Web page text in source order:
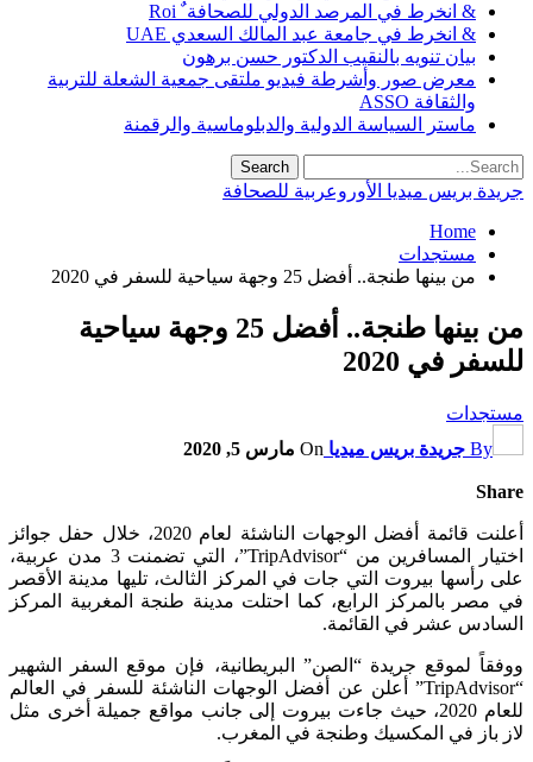
& انخرط في المرصد الدولي للصحافة ٌ Roi
& انخرط في جامعة عبد المالك السعدي UAE
بيان تنويه بالنقيب الدكتور حسن برهون
معرض صور وأشرطة فيديو ملتقى جمعية الشعلة للتربية
والثقافة ASSO
ماستر السياسة الدولية والدبلوماسية والرقمنة
جريدة بريس ميديا الأوروعربية للصحافة
Home
مستجدات
من بينها طنجة.. أفضل 25 وجهة سياحية للسفر في 2020
من بينها طنجة.. أفضل 25 وجهة سياحية
للسفر في 2020
مستجدات
By جريدة بريس ميديا On مارس 5, 2020
Share
أعلنت قائمة أفضل الوجهات الناشئة لعام 2020، خلال حفل جوائز
اختيار المسافرين من “TripAdvisor”، التي تضمنت 3 مدن عربية،
على رأسها بيروت التي جات في المركز الثالث، تليها مدينة الأقصر
في مصر بالمركز الرابع، كما احتلت مدينة طنجة المغربية المركز
السادس عشر في القائمة.
ووفقاً لموقع جريدة “الصن” البريطانية، فإن موقع السفر الشهير
“TripAdvisor” أعلن عن أفضل الوجهات الناشئة للسفر في العالم
للعام 2020، حيث جاءت بيروت إلى جانب مواقع جميلة أخرى مثل
لاز باز في المكسيك وطنجة في المغرب.